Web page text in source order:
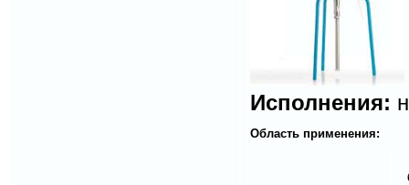
Исполнения:
Область применения: